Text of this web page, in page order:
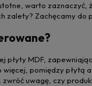
warto zaznaczyć,
zalety? Zachęcamy do
płyty MDF,
pomiędzy
uwagę, czy